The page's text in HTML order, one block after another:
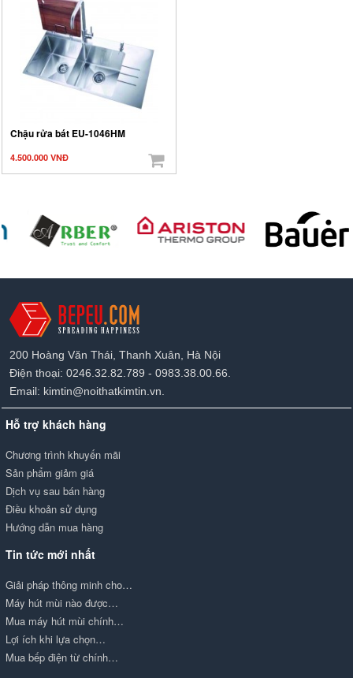
Chậu rửa bát EU-1046HM
4.500.000 VNĐ
200 Hoàng Văn Thái, Thanh Xuân, Hà Nội
Điện thoại: 0246.32.82.789 - 0983.38.00.66.
Email: kimtin@noithatkimtin.vn.
Hỗ trợ khách hàng
Chương trình khuyến mãi
Sản phẩm giảm giá
Dịch vụ sau bán hàng
Điều khoản sử dụng
Hướng dẫn mua hàng
Tin tức mới nhất
Giải pháp thông minh cho…
Máy hút mùi nào được…
Mua máy hút mùi chính…
Lợi ích khi lựa chọn…
Mua bếp điện từ chính…